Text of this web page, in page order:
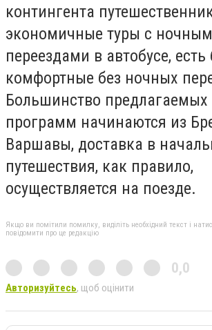
контингента
экономичные туры с
переездами в автобусе, есть
комфортные без ночных
Большинство предлагаемых
программ начинаются из
Варшавы, доставка в
путешествия, как правило,
осуществляется на поезде.
Якщо ви помітили помилку, виділіть необхідний текст і
повідомити про це редакцію
0,0
Авторизуйтесь, щоб оцінити